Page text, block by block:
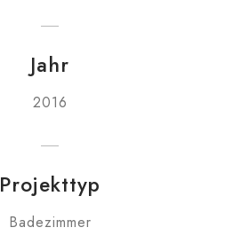
Jahr
2016
Projekttyp
Badezimmer